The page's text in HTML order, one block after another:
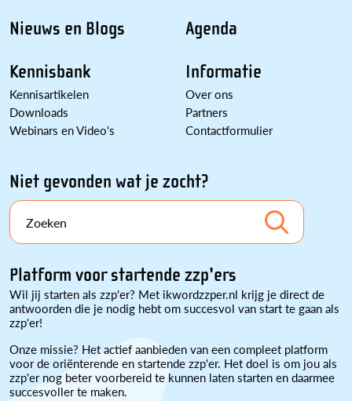
Nieuws en Blogs
Kennisbank
Kennisartikelen
Downloads
Webinars en Video's
Agenda
Informatie
Over ons
Partners
Contactformulier
Niet gevonden wat je zocht?
Zoeken
Platform voor startende zzp'ers
Wil jij starten als zzp'er? Met ikwordzzper.nl krijg je direct de
antwoorden die je nodig hebt om succesvol van start te gaan als
zzp'er!
Onze missie? Het actief aanbieden van een compleet platform
voor de oriënterende en startende zzp'er. Het doel is om jou als
zzp'er nog beter voorbereid te kunnen laten starten en daarmee
succesvoller te maken.